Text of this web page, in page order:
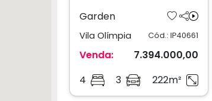
Garden
Vila Olímpia Cód.: IP40661
Venda:
7.394.000,00
4
3 222m²